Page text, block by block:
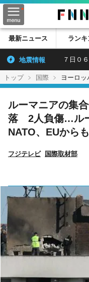
最新ニュース ラン
地震情報 ７日０６
トップ 国際 ヨーロッ
ルーマニアの集
落 2人負傷…ル
NATO、EUから
フジテレビ 国際取材部